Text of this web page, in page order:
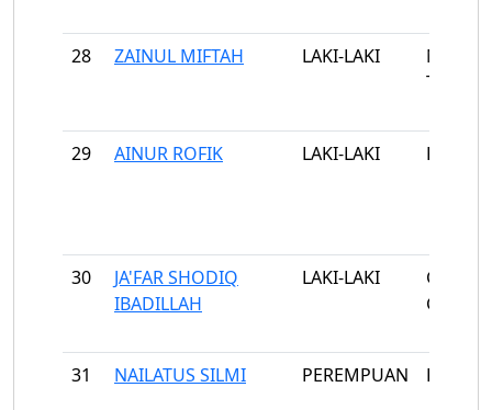
28 ZAINUL MIFTAH LAKI-LAKI
TIMUR
29 AINUR ROFIK LAKI-LAKI
30
JA'FAR SHODIQ
IBADILLAH
LAKI-LAKI
31 NAILATUS SILMI PEREMPUAN